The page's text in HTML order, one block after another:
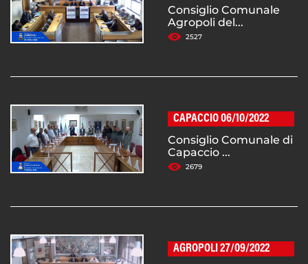
Consiglio Comunale
Agropoli del...
2527
CAPACCIO 06/10/2022
Consiglio Comunale di
Capaccio ...
2679
AGROPOLI 27/09/2022